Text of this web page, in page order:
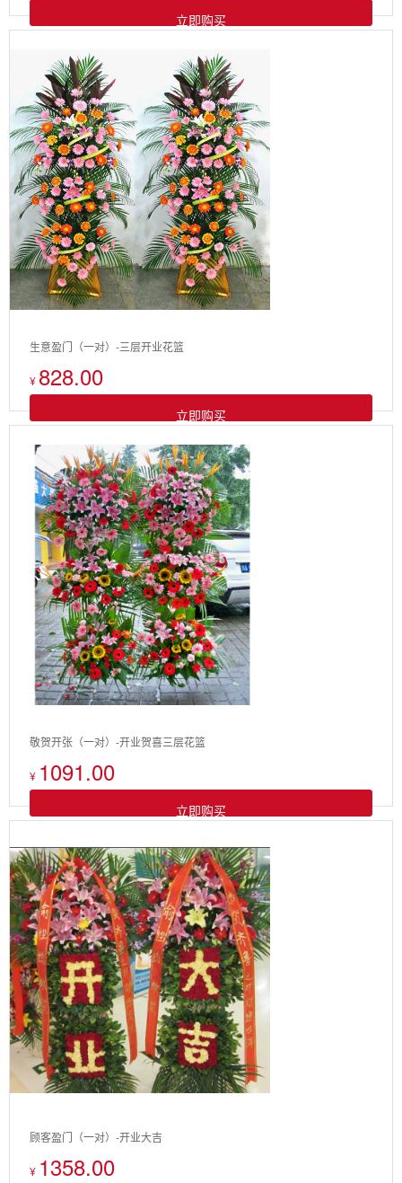
立即购买
生意盈门（一对）-三层开业花篮
¥ 828.00
立即购买
敬贺开张（一对）-开业贺喜三层花篮
¥ 1091.00
立即购买
顾客盈门（一对）-开业大吉
¥ 1358.00